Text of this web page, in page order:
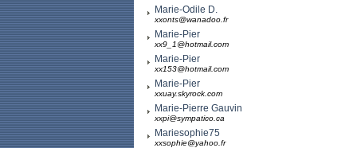
Marie-Odile D.
xxonts@wanadoo.fr
Marie-Pier
xx9_1@hotmail.com
Marie-Pier
xx153@hotmail.com
Marie-Pier
xxuay.skyrock.com
Marie-Pierre Gauvin
xxpi@sympatico.ca
Mariesophie75
xxsophie@yahoo.fr